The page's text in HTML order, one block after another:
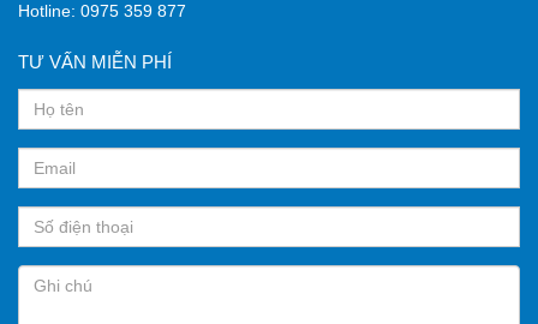
Hotline: 0975 359 877
TƯ VẤN MIỄN PHÍ